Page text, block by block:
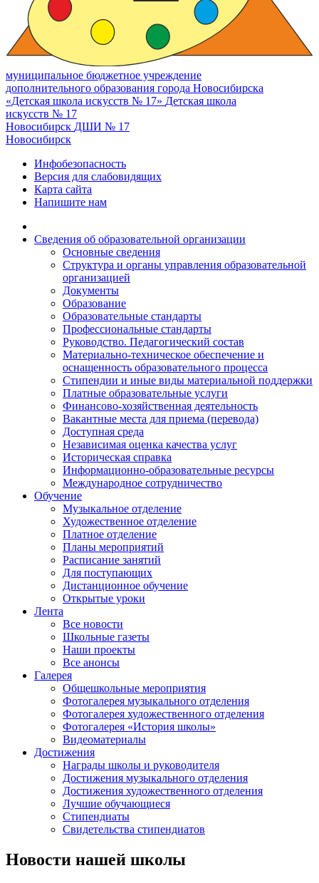
муниципальное бюджетное учреждение
дополнительного образования города Новосибирска
«Детская школа искусств № 17» Детская школа
искусств № 17
Новосибирск ДШИ № 17
Новосибирск
Инфобезопасность
Версия для слабовидящих
Карта сайта
Напишите нам
Сведения об образовательной организации
Основные сведения
Структура и органы управления образовательной
организацией
Документы
Образование
Образовательные стандарты
Профессиональные стандарты
Руководство. Педагогический состав
Материально-техническое обеспечение и
оснащенность образовательного процесса
Стипендии и иные виды материальной поддержки
Платные образовательные услуги
Финансово-хозяйственная деятельность
Вакантные места для приема (перевода)
Доступная среда
Независимая оценка качества услуг
Историческая справка
Информационно-образовательные ресурсы
Международное сотрудничество
Обучение
Музыкальное отделение
Художественное отделение
Платное отделение
Планы мероприятий
Расписание занятий
Для поступающих
Дистанционное обучение
Открытые уроки
Лента
Все новости
Школьные газеты
Наши проекты
Все анонсы
Галерея
Общешкольные мероприятия
Фотогалерея музыкального отделения
Фотогалерея художественного отделения
Фотогалерея «История школы»
Видеоматериалы
Достижения
Награды школы и руководителя
Достижения музыкального отделения
Достижения художественного отделения
Лучшие обучающиеся
Стипендиаты
Свидетельства стипендиатов
Новости нашей школы